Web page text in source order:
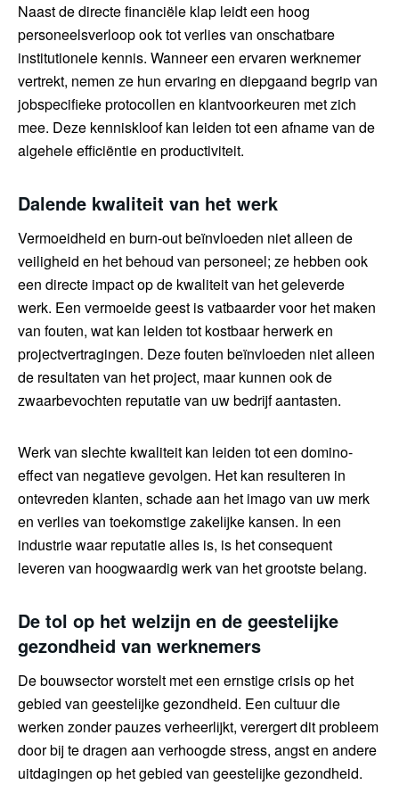
Naast de directe financiële klap leidt een hoog
personeelsverloop ook tot verlies van onschatbare
institutionele kennis. Wanneer een ervaren werknemer
vertrekt, nemen ze hun ervaring en diepgaand begrip van
jobspecifieke protocollen en klantvoorkeuren met zich
mee. Deze kenniskloof kan leiden tot een afname van de
algehele efficiëntie en productiviteit.
Dalende kwaliteit van het werk
Vermoeidheid en burn-out beïnvloeden niet alleen de
veiligheid en het behoud van personeel; ze hebben ook
een directe impact op de kwaliteit van het geleverde
werk. Een vermoeide geest is vatbaarder voor het maken
van fouten, wat kan leiden tot kostbaar herwerk en
projectvertragingen. Deze fouten beïnvloeden niet alleen
de resultaten van het project, maar kunnen ook de
zwaarbevochten reputatie van uw bedrijf aantasten.
Werk van slechte kwaliteit kan leiden tot een domino-
effect van negatieve gevolgen. Het kan resulteren in
ontevreden klanten, schade aan het imago van uw merk
en verlies van toekomstige zakelijke kansen. In een
industrie waar reputatie alles is, is het consequent
leveren van hoogwaardig werk van het grootste belang.
De tol op het welzijn en de geestelijke
gezondheid van werknemers
De bouwsector worstelt met een ernstige crisis op het
gebied van geestelijke gezondheid. Een cultuur die
werken zonder pauzes verheerlijkt, verergert dit probleem
door bij te dragen aan verhoogde stress, angst en andere
uitdagingen op het gebied van geestelijke gezondheid.